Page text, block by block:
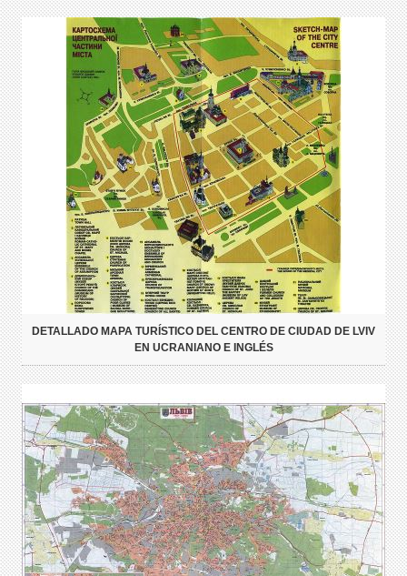
DETALLADO MAPA TURÍSTICO DEL CENTRO DE CIUDAD DE LVIV
EN UCRANIANO E INGLÉS